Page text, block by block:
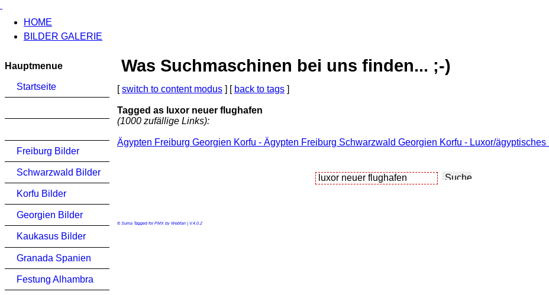
HOME
BILDER GALERIE
Hauptmenue
Startseite
Freiburg Bilder
Schwarzwald Bilder
Korfu Bilder
Georgien Bilder
Kaukasus Bilder
Granada Spanien
Festung Alhambra
Was Suchmaschinen bei uns finden... ;-)
[switch to content modus ] [ back to tags ]
Tagged as luxor neuer flughafen
(1000 zufällige Links):
Ägypten Freiburg Georgien Korfu - Ägypten Freiburg Schwarzwald Georgien Korfu - Luxor/
© Suma Tagged for PMX by Webfan | V.4.0.2